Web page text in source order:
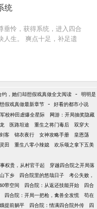
统
垂怜，获得系统，进入四合
人生。 爽点十足，补足遗
约，她们却想假戏真做全文阅读 - 明明是
假戏真做最新章节 - 好看的都市小说
校种田虐爆全星际
网游：开局抽奖隐藏
医路坦途 重生之将门毒后
双穿大
客 锦衣夜行 女神攻略手册
皇恩荡
田 重生八零小辣媳
欢乐颂之拿下五美
权贵，从村官干起
穿越四合院之开局落
下乡 四合院里的悠哉日子
考公失败，
带空间 四合院：从返还技能开始
四合
四合院：开局一把枪，禽兽全发慌
苟在
提前躺平 四合院：情满四合院外传
四